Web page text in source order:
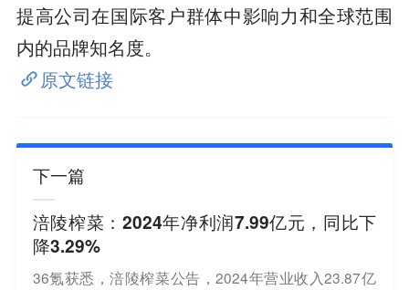
提高公司在国际客户群体中影响力和全球范围
内的品牌知名度。
原文链接
下一篇
涪陵榨菜：2024年净利润7.99亿元，同比下
降3.29%
36氪获悉，涪陵榨菜公告，2024年营业收入23.87亿